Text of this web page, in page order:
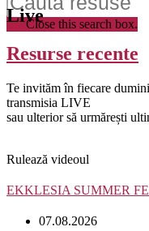
Close this search box.
Live
Resurse recente
Te invităm în fiecare
transmisia LIVE
sau ulterior să urmărești
Rulează videoul
EKKLESIA SUMMER
07.08.2026